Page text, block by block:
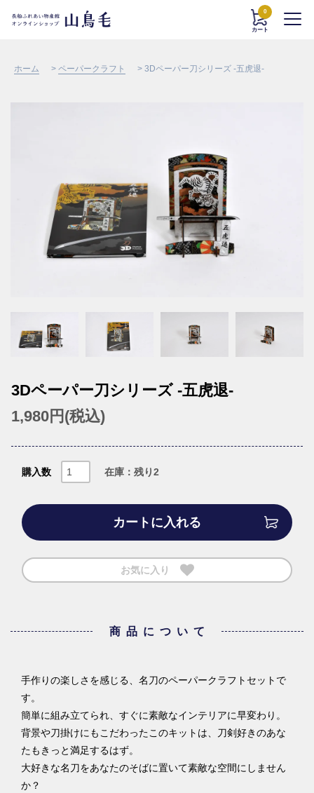
カート
0
ホーム > ペーパークラフト > 3Dペーパー刀シリーズ -五虎退-
3Dペーパー刀シリーズ -五虎退-
1,980円(税込)
購入数 在庫：残り2
カートに入れる
お気に入り
商品について
手作りの楽しさを感じる、名刀のペーパークラフトセットで
す。
簡単に組み立てられ、すぐに素敵なインテリアに早変わり。
背景や刀掛けにもこだわったこのキットは、刀剣好きのあな
たもきっと満足するはず。
大好きな名刀をあなたのそばに置いて素敵な空間にしません
か？